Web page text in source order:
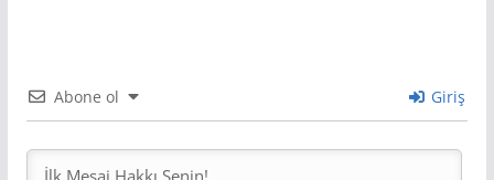
Abone ol Giriş